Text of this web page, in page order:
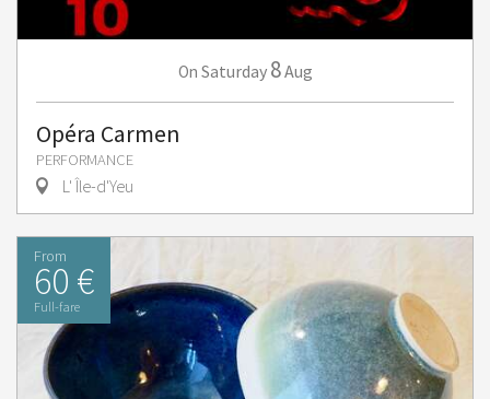
On Saturday 8Aug
Opéra Carmen
PERFORMANCE
L' Île-d'Yeu
From
60 €
Full-fare